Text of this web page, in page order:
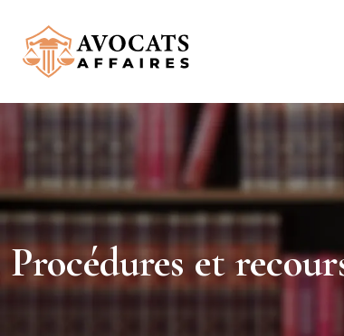
Procédures et